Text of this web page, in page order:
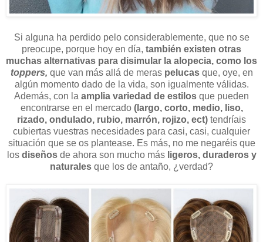
Si alguna ha perdido pelo considerablemente, que no se
preocupe, porque hoy en día, también existen otras
muchas alternativas para disimular la alopecia, como los
toppers, que van más allá de meras pelucasque, oye, en
algún momento dado de la vida, son igualmente válidas.
Además, con la amplia variedad de estilos que pueden
encontrarse en el mercado (largo, corto, medio, liso,
rizado, ondulado, rubio, marrón, rojizo, ect) tendríais
cubiertas vuestras necesidades para casi, casi, cualquier
situación que se os plantease. Es más, no me negaréis que
los diseños de ahora son mucho más ligeros, duraderos y
naturales que los de antaño, ¿verdad?